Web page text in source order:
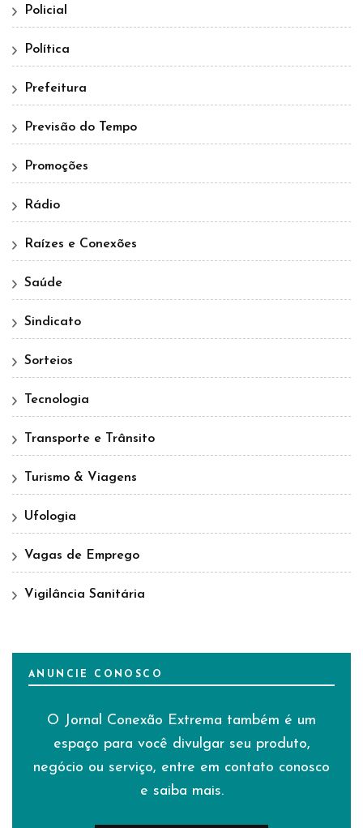
Policial
Política
Prefeitura
Previsão do Tempo
Promoções
Rádio
Raízes e Conexões
Saúde
Sindicato
Sorteios
Tecnologia
Transporte e Trânsito
Turismo & Viagens
Ufologia
Vagas de Emprego
Vigilância Sanitária
ANUNCIE CONOSCO
O Jornal Conexão Extrema também é um
espaço para você divulgar seu produto,
negócio ou serviço, entre em contato conosco
e saiba mais.